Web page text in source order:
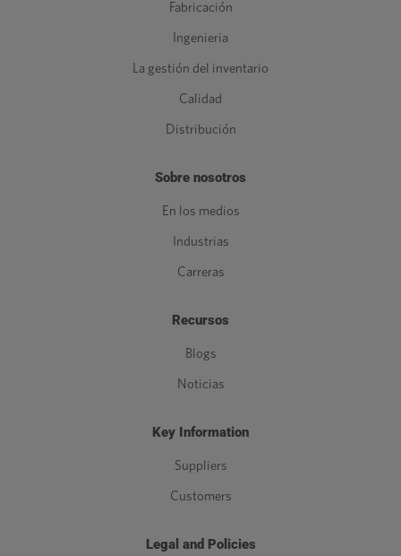
Fabricación
Ingenieria
La gestión del inventario
Calidad
Distribución
Sobre nosotros
En los medios
Industrias
Carreras
Recursos
Blogs
Noticias
Key Information
Suppliers
Customers
Legal and Policies